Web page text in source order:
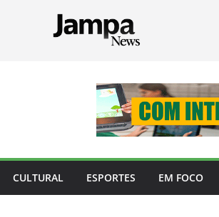
CULTURAL ESPORTES EM FOCO